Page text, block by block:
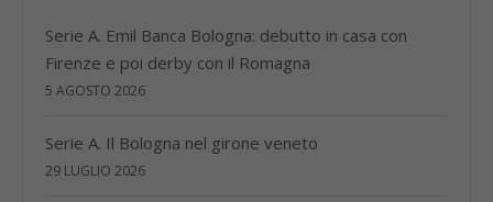
Serie A. Emil Banca Bologna: debutto in casa con
Firenze e poi derby con il Romagna
5 AGOSTO 2026
Serie A. Il Bologna nel girone veneto
29 LUGLIO 2026